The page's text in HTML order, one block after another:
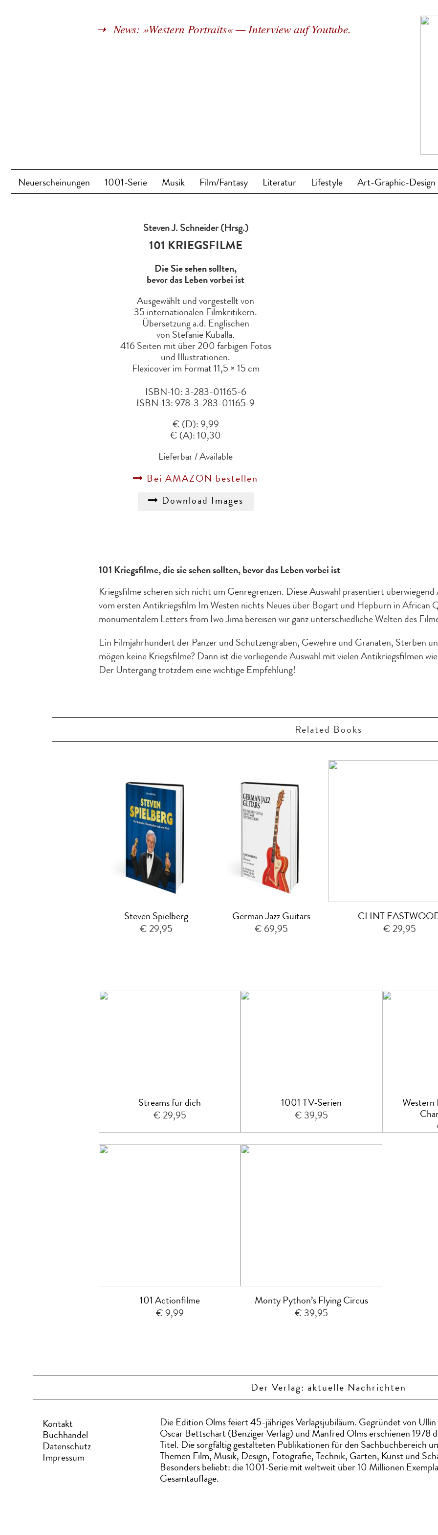
News: »Western Portraits« — Interview auf Youtube.
Neuerscheinungen 1001-Serie Musik Film/Fantasy Literatur Lifestyle Art-Graphic-Design
Steven J. Schneider (Hrsg.)
101 KRIEGSFILME
Die Sie sehen sollten,
bevor das Leben vorbei ist
Ausgewählt und vorgestellt von
35 internationalen Filmkritikern.
Übersetzung a.d. Englischen
von Stefanie Kuballa.
416 Seiten mit über 200 farbigen Fotos
und Illustrationen.
Flexicover im Format 11,5 × 15 cm
ISBN-10: 3-283-01165-6
ISBN-13: 978-3-283-01165-9
€ (D): 9,99
€ (A): 10,30
Lieferbar / Available
Bei AMAZON bestellen
Download Images
101 Kriegsfilme, die sie sehen sollten, bevor das Leben vorbei ist
Kriegsfilme scheren sich nicht um Genregrenzen. Diese Auswahl präsentiert
vom ersten Antikriegsfilm Im Westen nichts Neues über Bogart und Hepburn in African
monumentalem Letters from Iwo Jima bereisen wir ganz unterschiedliche Welten des
Ein Filmjahrhundert der Panzer und Schützengräben, Gewehre und Granaten, Sterben
mögen keine Kriegsfilme? Dann ist die vorliegende Auswahl mit vielen Antikriegsfilmen
Der Untergang trotzdem eine wichtige Empfehlung!
Related Books
Steven Spielberg
€ 29,95
German Jazz Guitars
€ 69,95
CLINT
€ 29,95
Streams für dich
€ 29,95
1001 TV-Serien
€ 39,95
Western
101 Actionfilme
€ 9,99
Monty Python’s Flying Circus
€ 39,95
Der Verlag: aktuelle Nachrichten
Kontakt
Buchhandel
Datenschutz
Impressum
Die Edition Olms feiert 45-jähriges Verlagsjubiläum. Gegründet von
Oscar Bettschart (Benziger Verlag) und Manfred Olms erschienen 1978
Titel. Die sorgfältig gestalteten Publikationen für den Sachbuchbereich
Themen Film, Musik, Design, Fotografie, Technik, Garten, Kunst und
Besonders beliebt: die 1001-Serie mit weltweit über 10 Millionen
Gesamtauflage.